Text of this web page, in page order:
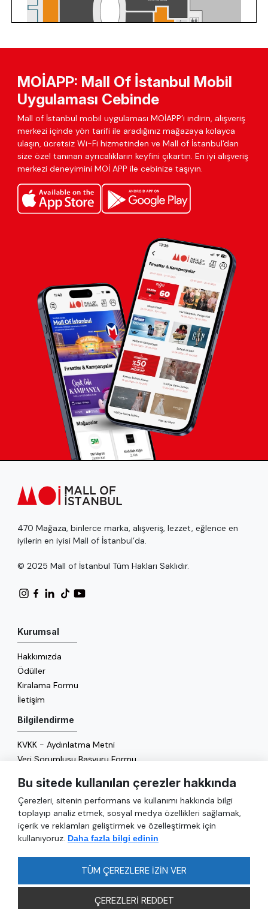
MOİAPP: Mall Of İstanbul Mobil
Uygulaması Cebinde
Mall of İstanbul mobil uygulaması MOİAPP’i indirin, alışveriş
merkezi içinde yön tarifi ile aradığınız mağazaya kolayca
ulaşın, ücretsiz Wi-Fi hizmetinden ve Mall of İstanbul'dan
size özel tanınan ayrıcalıkların keyfini çıkartın. En iyi alışveriş
merkezi deneyimini MOİ APP ile cebinize taşıyın.
470 Mağaza, binlerce marka, alışveriş, lezzet, eğlence en
iyilerin en iyisi Mall of İstanbul’da.
© 2025 Mall of İstanbul Tüm Hakları Saklıdır.
Kurumsal
Hakkımızda
Ödüller
Kiralama Formu
İletişim
Bilgilendirme
KVKK - Aydınlatma Metni
Veri Sorumlusu Başvuru Formu
Enerji Politikası
Genel
Hizmetler
Bu sitede kullanılan çerezler hakkında
Çerezleri, sitenin performans ve kullanımı hakkında bilgi
toplayıp analiz etmek, sosyal medya özellikleri sağlamak,
içerik ve reklamları geliştirmek ve özelleştirmek için
kullanıyoruz. Daha fazla bilgi edinin
TÜM ÇEREZLERE İZİN VER
ÇEREZLERİ REDDET